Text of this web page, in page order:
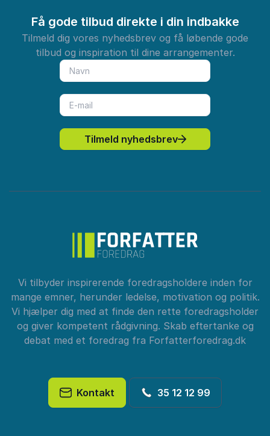
Få gode tilbud direkte i din indbakke
Tilmeld dig vores nyhedsbrev og få løbende gode
tilbud og inspiration til dine arrangementer.
Tilmeld nyhedsbrev
Vi tilbyder inspirerende foredragsholdere inden for
mange emner, herunder ledelse, motivation og politik.
Vi hjælper dig med at finde den rette foredragsholder
og giver kompetent rådgivning. Skab eftertanke og
debat med et foredrag fra Forfatterforedrag.dk
Kontakt 35 12 12 99